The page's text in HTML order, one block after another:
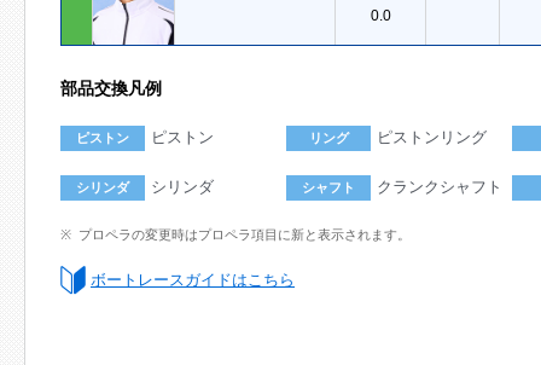
0.0
部品交換凡例
ピストン ピストン リング ピストンリング
シリンダ シリンダ シャフト クランクシャフト
プロペラの変更時はプロペラ項目に新と表示されます。
ボートレースガイドはこちら